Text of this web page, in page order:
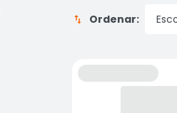
Ordenar: